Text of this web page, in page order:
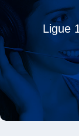
Ligue